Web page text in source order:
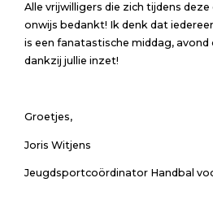
Alle vrijwilligers die zich tijdens
onwijs bedankt! Ik denk dat
is een fanatastische middag,
dankzij jullie inzet!
Groetjes,
Joris Witjens
Jeugdsportcoördinator Handbal